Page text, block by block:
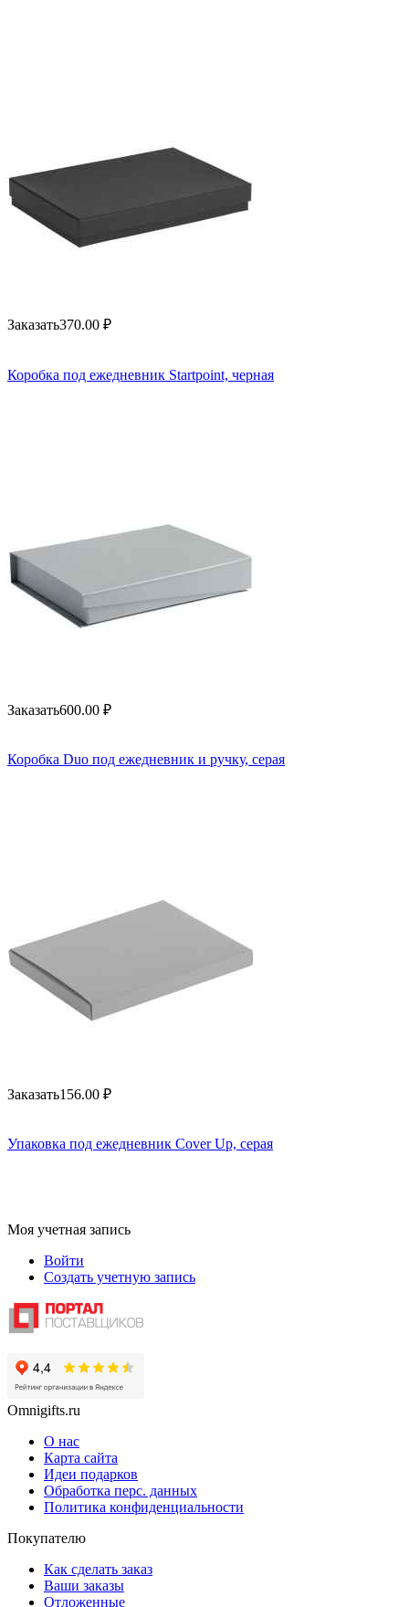
Заказать370.00 ₽
Коробка под ежедневник Startpoint, черная
Заказать600.00 ₽
Коробка Duo под ежедневник и ручку, серая
Заказать156.00 ₽
Упаковка под ежедневник Cover Up, серая
Моя учетная запись
Войти
Создать учетную запись
Omnigifts.ru
О нас
Карта сайта
Идеи подарков
Обработка перс. данных
Политика конфиденциальности
Покупателю
Как сделать заказ
Ваши заказы
Отложенные